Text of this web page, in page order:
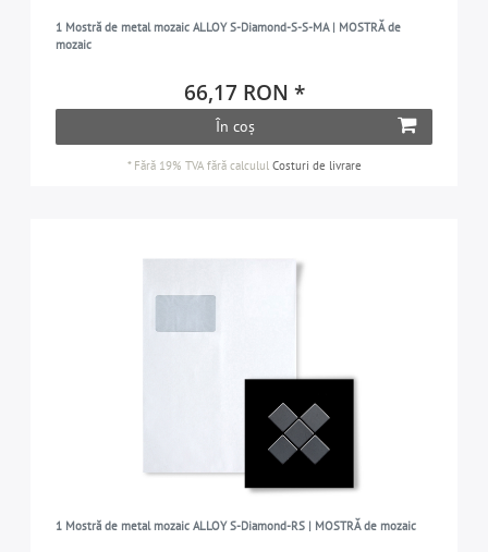
1 Mostră de metal mozaic ALLOY S-Diamond-S-S-MA | MOSTRĂ de
mozaic
66,17 RON *
În coș
* Fără 19% TVAfără calculul Costuri de livrare
1 Mostră de metal mozaic ALLOY S-Diamond-RS | MOSTRĂ de mozaic